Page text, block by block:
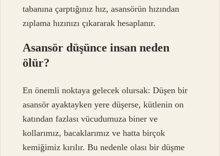
tabanına çarptığınız hız, asansörün hızından
zıplama hızınızı çıkararak hesaplanır.
Asansör düşünce insan neden
ölür?
En önemli noktaya gelecek olursak: Düşen bir
asansör ayaktayken yere düşerse, kütlenin on
katından fazlası vücudumuza biner ve
kollarımız, bacaklarımız ve hatta birçok
kemiğimiz kırılır. Bu nedenle olası bir düşme